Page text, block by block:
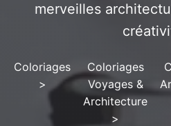
merveilles
Coloriages
>
Coloriages
Voyages &
Architecture
>